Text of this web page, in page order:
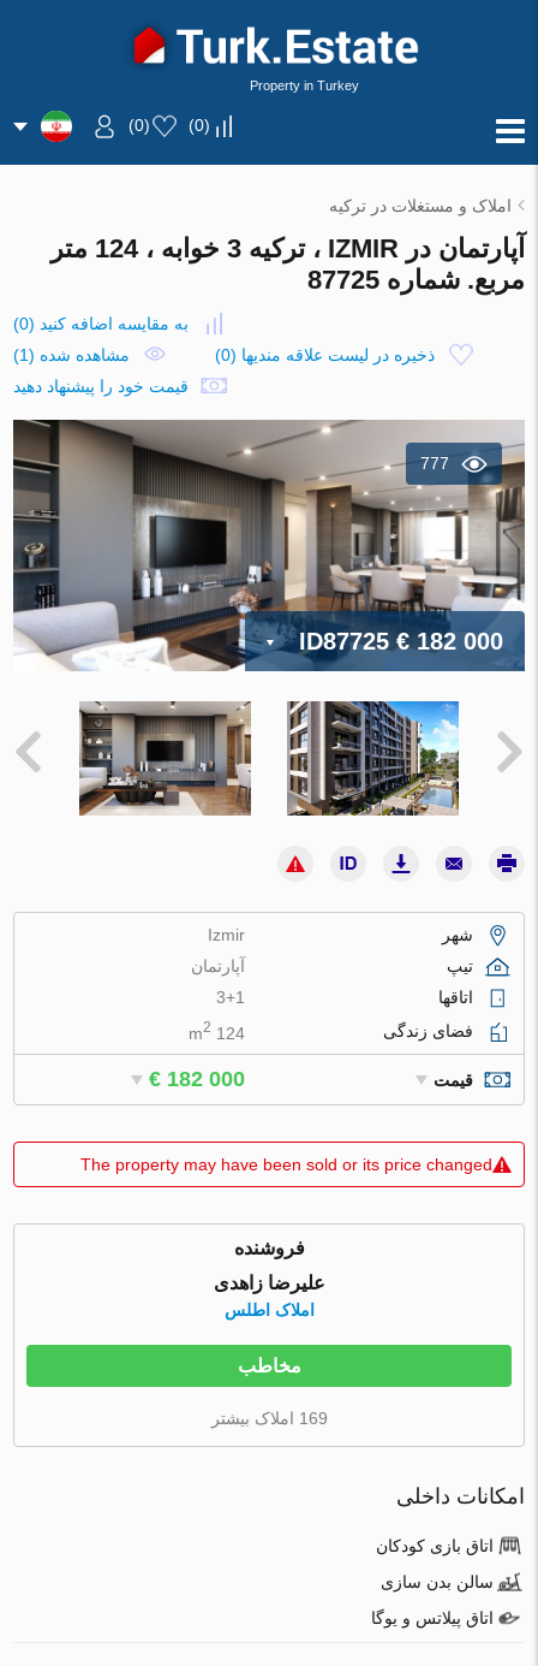
Property in Turkey
(
0
)
(
0
)
املاک و مستغلات در ترکیه
آپارتمان در IZMIR ، ترکیه 3 خوابه ، 124 متر
مربع. شماره 87725
به مقایسه اضافه کنید (
0
)
ذخیره در لیست علاقه مندیها (
0
)
مشاهده شده (1)
قیمت خود را پیشنهاد دهید
777
ID87725€ 182 000
شهر
Izmir
تیپ
آپارتمان
اتاقها
3+1
فضای زندگی
124 m
2
قیمت € 182 000
The property may have been sold or its price changed
فروشنده
علیرضا زاهدی
املاک اطلس
مخاطب
169 املاک بیشتر
امکانات داخلی
اتاق بازی کودکان
سالن بدن سازی
اتاق پیلاتس و یوگا